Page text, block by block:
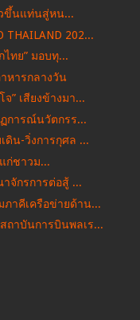
วขึ้นแท่นสู่หน...
THAILAND 202...
ไทย” มอบทุ...
หารกลางวัน
” เสียงข้างมา...
ฏการณ์นวัตกรร...
น-วิ่งการกุศล ...
ก่ชาวม...
จักรการต่อสู้ ...
ภาคีเครือข่ายด้าน...
ถาบันการบินพลเร...